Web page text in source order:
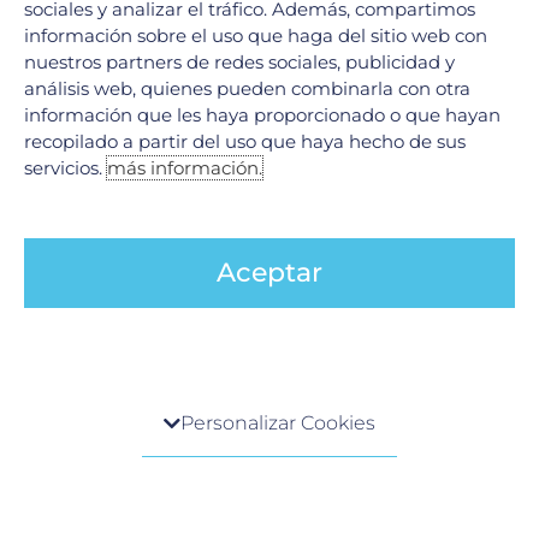
febrero 2024
enero 2024
diciembre 2023
noviembre 2023
octubre 2023
sociales y analizar el tráfico. Además, compartimos
información sobre el uso que haga del sitio web con
nuestros partners de redes sociales, publicidad y
análisis web, quienes pueden combinarla con otra
información que les haya proporcionado o que hayan
recopilado a partir del uso que haya hecho de sus
servicios.más información.
Aceptar
Cuando visita cualquier sitio web, el mismo podría
Personalizar Cookies